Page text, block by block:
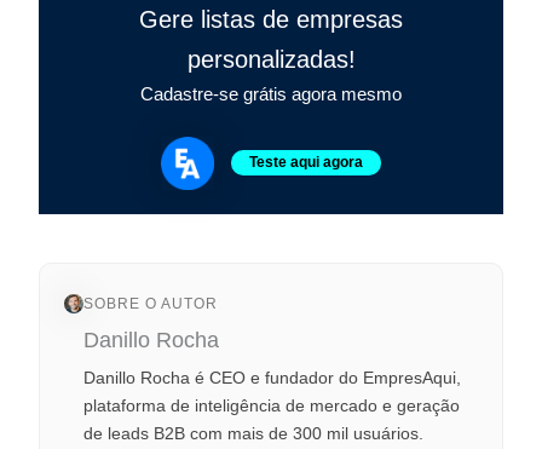
Gere listas de empresas
personalizadas!
Cadastre-se grátis agora mesmo
Teste aqui agora
SOBRE O AUTOR
Danillo Rocha
Danillo Rocha é CEO e fundador do EmpresAqui,
plataforma de inteligência de mercado e geração
de leads B2B com mais de 300 mil usuários.